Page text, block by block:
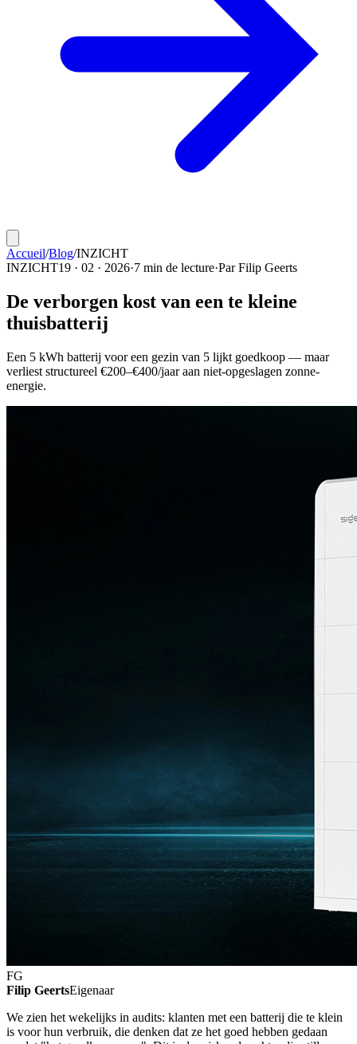
Accueil/Blog/INZICHT
INZICHT19 · 02 · 2026·7 min de lecture·Par Filip Geerts
De verborgen kost van een te kleine
thuisbatterij
Een 5 kWh batterij voor een gezin van 5 lijkt goedkoop — maar
verliest structureel €200–€400/jaar aan niet-opgeslagen zonne-
energie.
FG
Filip GeertsEigenaar
We zien het wekelijks in audits: klanten met een batterij die te klein
is voor hun verbruik, die denken dat ze het goed hebben gedaan